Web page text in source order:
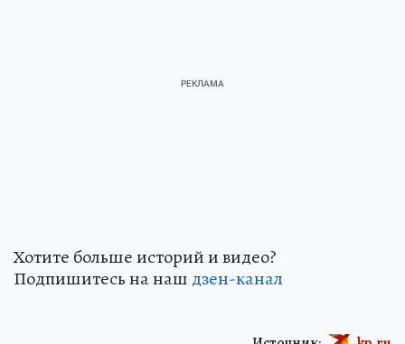
Хотите больше историй и видео?
Подпишитесь на наш дзен-канал